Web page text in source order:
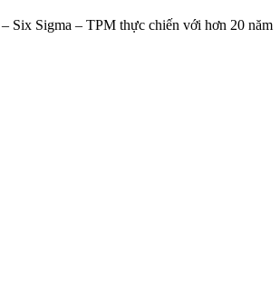
Six Sigma – TPM thực chiến với hơn 20 năm